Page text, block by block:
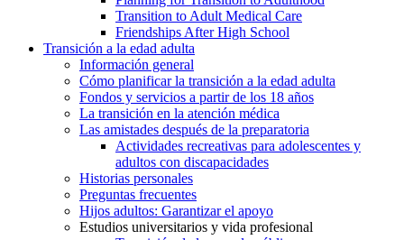
Transition to Adult Medical Care
Friendships After High School
Transición a la edad adulta
Información general
Cómo planificar la transición a la edad adulta
Fondos y servicios a partir de los 18 años
La transición en la atención médica
Las amistades después de la preparatoria
Actividades recreativas para adolescentes y
adultos con discapacidades
Historias personales
Preguntas frecuentes
Hijos adultos: Garantizar el apoyo
Estudios universitarios y vida profesional